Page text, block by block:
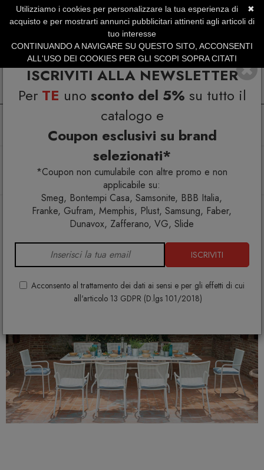
ISCRIVITI ALLA NEWSLETTER
Per TE uno sconto del 5% su tutto il
catalogo e
Coupon esclusivi su brand
selezionati*
*Coupon non cumulabile con altre promo e non
applicabile su:
Smeg, Bontempi Casa, Samsonite, BBB Italia,
Franke, Gufram, Memphis, Plust, Samsung, Faber,
Dunavox, Zafferano, VG, Slide
ISCRIVITI
Acconsento al trattamento dei dati ai sensi e per gli effetti di cui
all'articolo 13 GDPR (D.lgs 101/2018)
SERVIZIO CLIENTI +39.0773.470.562
SUMMER SALES | Fino al 31 Agosto
Arredo esterno
Set tavoli e sedie da giardino
Set Tavolo Allungabile 230/300 Athena con 8 poltroncine
Athena
✖
Utilizziamo i cookies per personalizzare la tua esperienza di
acquisto e per mostrarti annunci pubblicitari attinenti agli articoli di
tuo interesse
CONTINUANDO A NAVIGARE SU QUESTO SITO, ACCONSENTI
ALL'USO DEI COOKIES PER GLI SCOPI SOPRA CITATI